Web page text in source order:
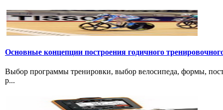
Основные концепции построения годичного
Выбор программы тренировки, выбор велосипеда, формы,
р...